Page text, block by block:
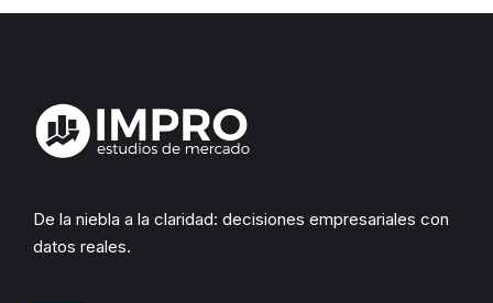
De la niebla a la claridad: decisiones empresariales con
datos reales.